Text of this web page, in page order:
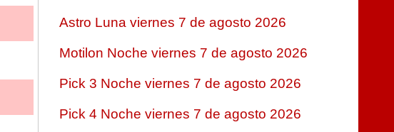
Astro Luna viernes 7 de agosto 2026
Motilon Noche viernes 7 de agosto 2026
Pick 3 Noche viernes 7 de agosto 2026
Pick 4 Noche viernes 7 de agosto 2026